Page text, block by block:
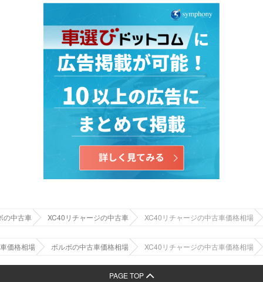
の中古車 XC40リチャージの中古車 XC40リチャージの中古車価格相場
価格相場 ボルボの中古車価格相場 XC40リチャージの中古車価格相場
PAGE TOP